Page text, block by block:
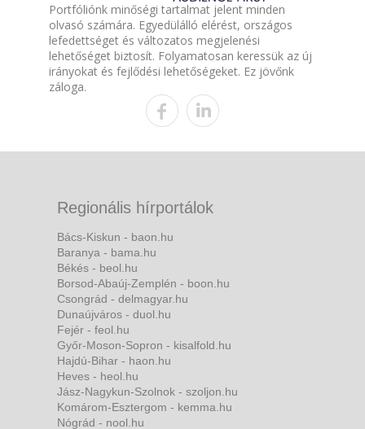
Portfóliónk minőségi tartalmat jelent minden
olvasó számára. Egyedülálló elérést, országos
lefedettséget és változatos megjelenési
lehetőséget biztosít. Folyamatosan keressük az új
irányokat és fejlődési lehetőségeket. Ez jövőnk
záloga.
Regionális hírportálok
Bács-Kiskun - baon.hu
Baranya - bama.hu
Békés - beol.hu
Borsod-Abaúj-Zemplén - boon.hu
Csongrád - delmagyar.hu
Dunaújváros - duol.hu
Fejér - feol.hu
Győr-Moson-Sopron - kisalfold.hu
Hajdú-Bihar - haon.hu
Heves - heol.hu
Jász-Nagykun-Szolnok - szoljon.hu
Komárom-Esztergom - kemma.hu
Nógrád - nool.hu